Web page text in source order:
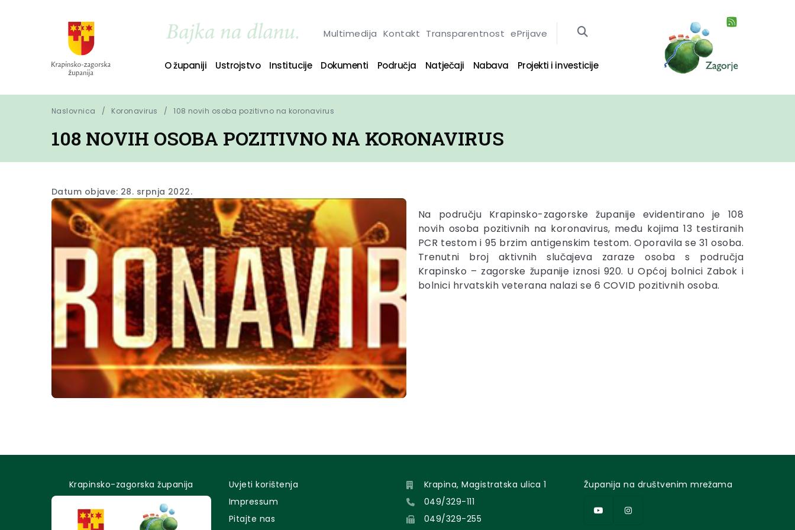
Multimedija Kontakt Transparentnost ePrijave
O županiji Ustrojstvo Institucije Dokumenti Područja Natječaji Nabava Projekti i investicije
Naslovnica Koronavirus 108 novih osoba pozitivno na koronavirus
108 NOVIH OSOBA POZITIVNO NA KORONAVIRUS
Datum objave: 28. srpnja 2022.
Na području Krapinsko-zagorske županije evidentirano je 108
novih osoba pozitivnih na koronavirus, među kojima 13 testiranih
PCR testom i 95 brzim antigenskim testom. Oporavila se 31 osoba.
Trenutni broj aktivnih slučajeva zaraze osoba s područja
Krapinsko – zagorske županije iznosi 920. U Općoj bolnici Zabok i
bolnici hrvatskih veterana nalazi se 6 COVID pozitivnih osoba.
Krapinsko-zagorska županija
Uvjeti korištenja
Impressum
Pitajte nas
Krapina, Magistratska ulica 1
049/329-111
049/329-255
Županija na društvenim mrežama